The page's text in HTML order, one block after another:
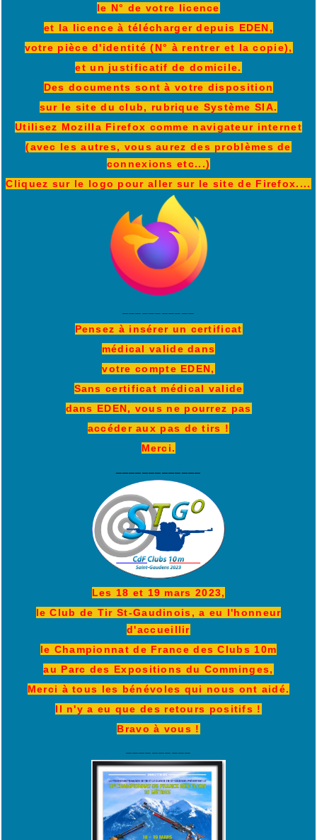
le N° de votre licence
et la licence à télécharger depuis EDEN,
votre pièce d'identité (N° à rentrer et la copie),
et un justificatif de domicile.
Des documents sont à votre disposition
sur le site du club, rubrique Système SIA.
Utilisez Mozilla Firefox comme navigateur internet
(avec les autres, vous aurez des problèmes de
connexions etc...)
Cliquez sur le logo pour aller sur le site de Firefox....
Pensez à insérer un certificat
médical valide dans
votre compte EDEN,
Sans certificat médical valide
dans EDEN, vous ne pourrez pas
accéder aux pas de tirs !
Merci.
Les 18 et 19 mars 2023,
le Club de Tir St-Gaudinois, a eu l'honneur
d'accueillir
le Championnat de France des Clubs 10m
au Parc des Expositions du Comminges,
Merci à tous les bénévoles qui nous ont aidé.
Il n'y a eu que des retours positifs !
Bravo à vous !